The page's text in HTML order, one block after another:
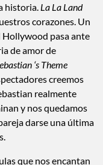
historia. La La Land
corazones. Un
Hollywood pasa ante
de amor de
‘s Theme
creemos
realmente
y nos quedamos
darse una última